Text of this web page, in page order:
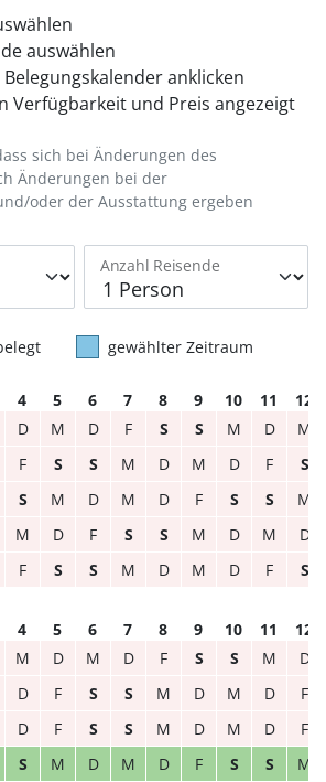
auswählen
anklicken
Verfügbarkeit und Preis angezeigt
Anzahl Reisende
sich bei Änderungen des
Änderungen bei der
oder der Ausstattung ergeben
gewählter Zeitraum
4 5 6 7 8 9 10 11
12
D M D F S S M D
M
F S S M D M D F
S
S M D M D F S S
M
M D F S S M D M
D
F S S M D M D F S
4 5 6 7 8 9 10 11
12
M D M D F S S M
D
D F S S M D M D
F
D F S S M D M D
F
S M D M D F S S M